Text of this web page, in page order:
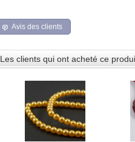
Avis des clients
Les clients qui ont acheté ce